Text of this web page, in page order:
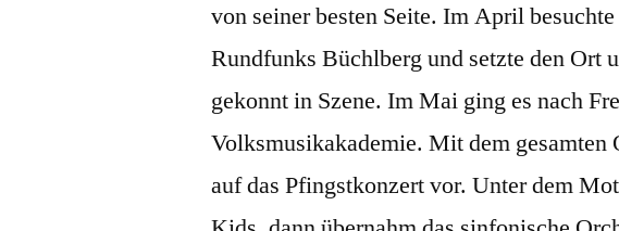
von seiner besten Seite. Im April
Rundfunks Büchlberg und setzte den Ort
gekonnt in Szene. Im Mai ging es nach
Volksmusikakademie. Mit dem gesamten
auf das Pfingstkonzert vor. Unter dem